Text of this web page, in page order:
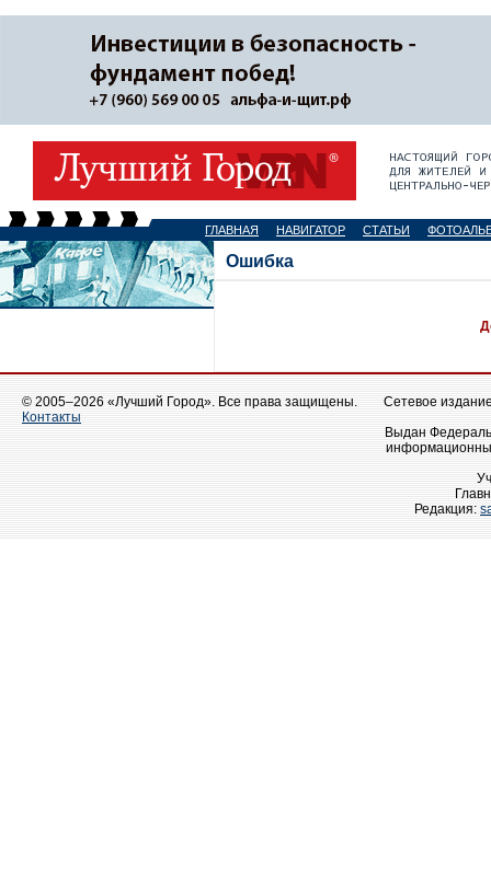
ГЛАВНАЯ НАВИГАТОР СТАТЬИ
Ошибка
© 2005–2026 «Лучший Город». Все права защищены.
Контакты
Сетевое
Выдан
Редакция: